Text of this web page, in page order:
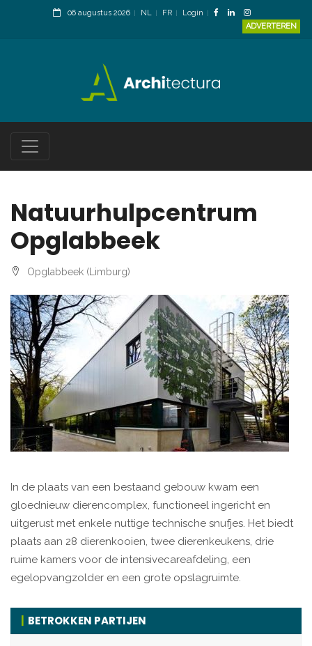
06 augustus 2026 NL FR
Login
ADVERTEREN
Natuurhulpcentrum
Opglabbeek
Opglabbeek (Limburg)
In de plaats van een bestaand gebouw kwam een
gloednieuw dierencomplex, functioneel ingericht en
uitgerust met enkele nuttige technische snufjes. Het biedt
plaats aan 28 dierenkooien, twee dierenkeukens, drie
ruime kamers voor de intensivecareafdeling, een
egelopvangzolder en een grote opslagruimte.
BETROKKEN PARTIJEN